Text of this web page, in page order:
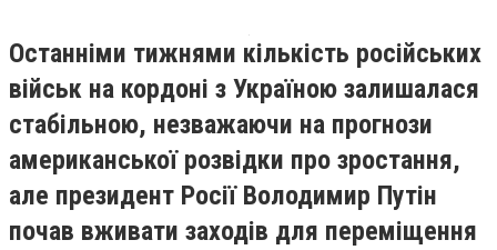
Останніми тижнями кількість російських
військ на кордоні з Україною залишалася
стабільною, незважаючи на прогнози
американської розвідки про зростання,
але президент Росії Володимир Путін
почав вживати заходів для переміщення